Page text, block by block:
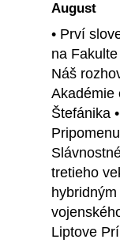
August
• Prví
na
Náš
Akadémie
Štefánika
tretieho
Liptove